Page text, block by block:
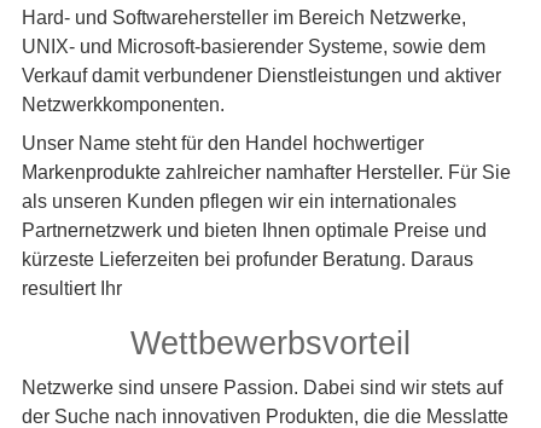
Hard- und Softwarehersteller im Bereich Netzwerke,
UNIX- und Microsoft-basierender Systeme, sowie dem
Verkauf damit verbundener Dienstleistungen und aktiver
Netzwerkkomponenten.
Unser Name steht für den Handel hochwertiger
Markenprodukte zahlreicher namhafter Hersteller. Für Sie
als unseren Kunden pflegen wir ein internationales
Partnernetzwerk und bieten Ihnen optimale Preise und
kürzeste Lieferzeiten bei profunder Beratung. Daraus
resultiert Ihr
Wettbewerbsvorteil
Netzwerke sind unsere Passion. Dabei sind wir stets auf
der Suche nach innovativen Produkten, die die Messlatte